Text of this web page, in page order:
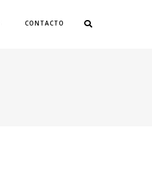
CONTACTO